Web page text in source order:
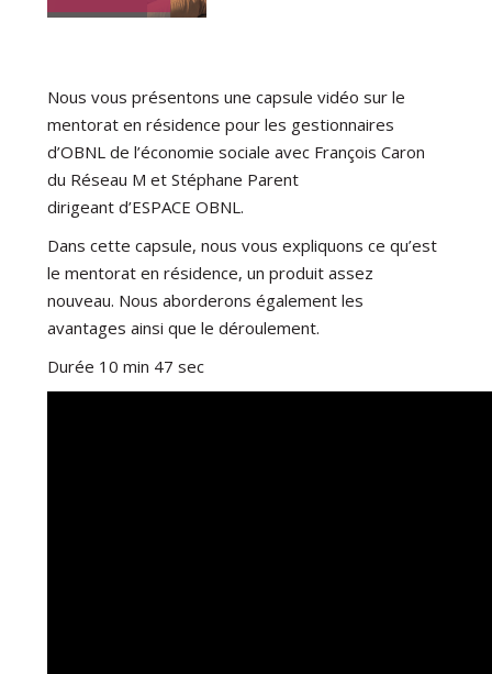
Nous vous présentons une capsule vidéo sur le
mentorat en résidence pour les gestionnaires
d’OBNL de l’économie sociale avec François Caron
du Réseau M et Stéphane Parent
dirigeant d’ESPACE OBNL.
Dans cette capsule, nous vous expliquons ce qu’est
le mentorat en résidence, un produit assez
nouveau. Nous aborderons également les
avantages ainsi que le déroulement.
Durée 10 min 47 sec